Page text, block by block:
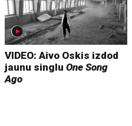
VIDEO: Aivo Oskis izdod
jaunu singluOne Song
Ago